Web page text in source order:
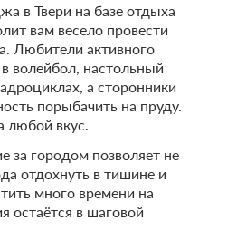
в Твери на базе отдыха
вам весело провести
Любители активного
волейбол, настольный
а сторонники
порыбачить на пруду.
любой вкус.
за городом позволяет не
отдохнуть в тишине и
много времени на
остаётся в шаговой